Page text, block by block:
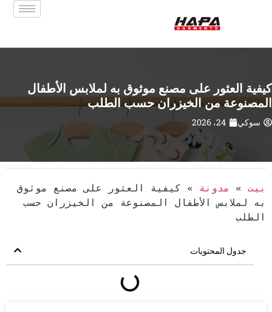
كيفية العثور على مصنع موثوق به لملابس الأطفال
المصنوعة من الخيزران حسب الطلب
سوكي 24، 2026
بيت » مدونة » كيفية العثور على مصنع موثوق
به لملابس الأطفال المصنوعة من الخيزران حسب
الطلب
جدول المحتويات